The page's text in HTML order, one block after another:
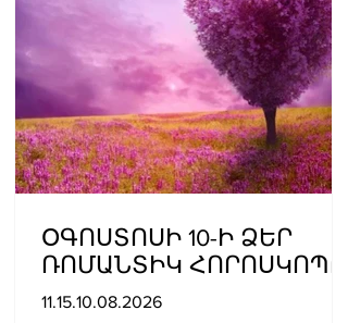
ՕԳՈՍՏՈՍԻ 10-Ի ՁԵՐ
ՌՈՄԱՆՏԻԿ ՀՈՐՈՍԿՈՊԸ
11.15.10.08.2026